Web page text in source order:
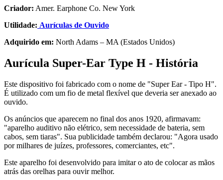
Criador: Amer. Earphone Co. New York
Utilidade: Aurículas de Ouvido
Adquirido em: North Adams – MA (Estados Unidos)
Aurícula Super-Ear Type H - História
Este dispositivo foi fabricado com o nome de "Super Ear - Tipo H".
É utilizado com um fio de metal flexível que deveria ser anexado ao
ouvido.
Os anúncios que aparecem no final dos anos 1920, afirmavam:
"aparelho auditivo não elétrico, sem necessidade de bateria, sem
cabos, sem tiaras". Sua publicidade também declarou: "Agora usado
por milhares de juízes, professores, comerciantes, etc".
Este aparelho foi desenvolvido para imitar o ato de colocar as mãos
atrás das orelhas para ouvir melhor.